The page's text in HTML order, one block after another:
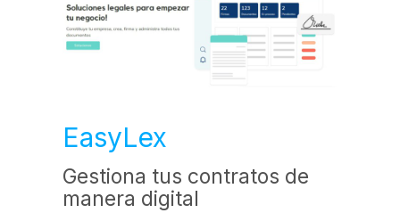
EasyLex
Gestiona tus contratos de
manera digital